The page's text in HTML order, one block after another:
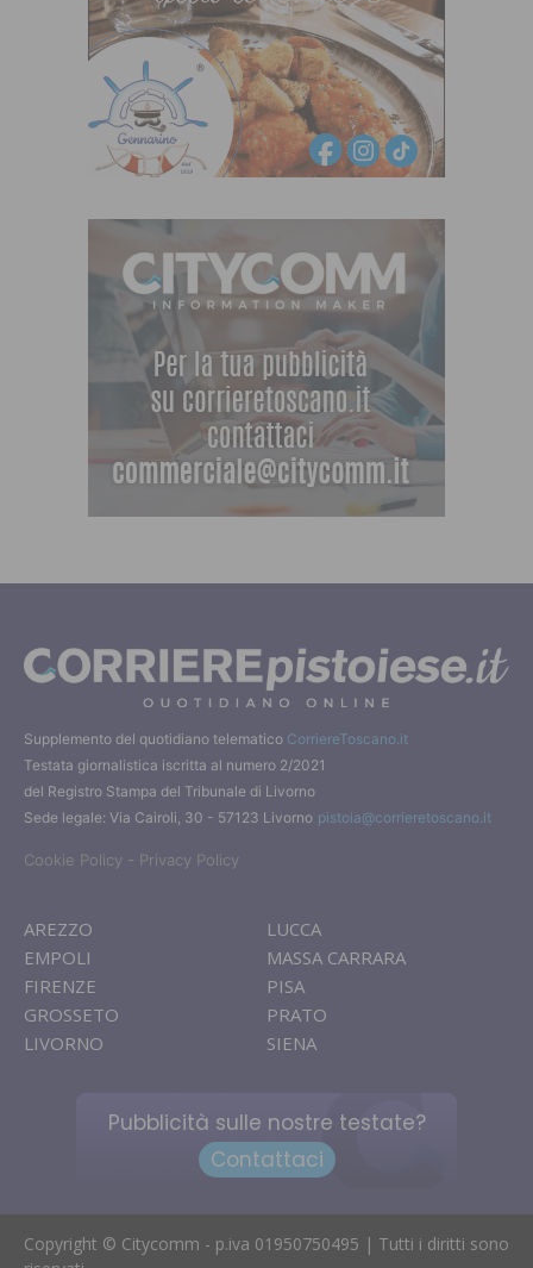
Supplemento del quotidiano telematico CorriereToscano.it
Testata giornalistica iscritta al numero 2/2021
del Registro Stampa del Tribunale di Livorno
Sede legale: Via Cairoli, 30 - 57123 Livorno pistoia@corrieretoscano.it
Cookie Policy - Privacy Policy
AREZZO
EMPOLI
FIRENZE
GROSSETO
LIVORNO
LUCCA
MASSA CARRARA
PISA
PRATO
SIENA
Pubblicità sulle nostre testate?
Contattaci
Copyright © Citycomm - p.iva 01950750495 | Tutti i diritti sono